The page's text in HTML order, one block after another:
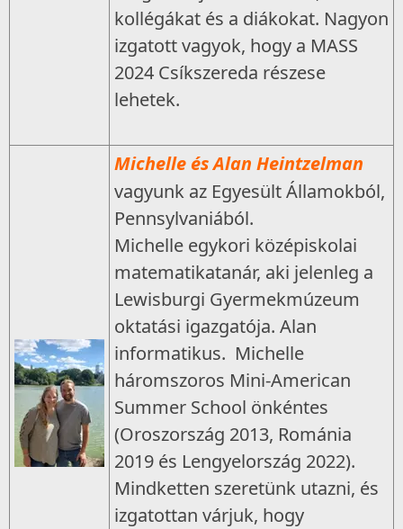
kollégákat és a diákokat. Nagyon
izgatott vagyok, hogy a MASS
2024 Csíkszereda részese
lehetek.
Michelle és Alan Heintzelman
vagyunk az Egyesült Államokból,
Pennsylvaniából.
Michelle egykori középiskolai
matematikatanár, aki jelenleg a
Lewisburgi Gyermekmúzeum
oktatási igazgatója. Alan
informatikus. Michelle
háromszoros Mini-American
Summer School önkéntes
(Oroszország 2013, Románia
2019 és Lengyelország 2022).
Mindketten szeretünk utazni, és
izgatottan várjuk, hogy